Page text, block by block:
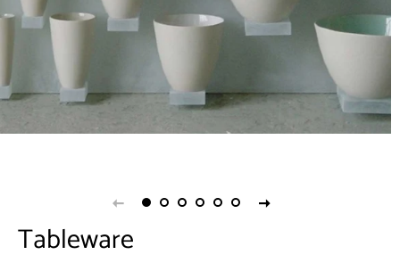
Tableware